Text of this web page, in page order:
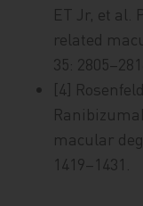
ET Jr, et al.
related
35:
[4]
macular
1419–1431.